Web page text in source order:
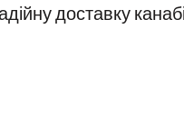
доставку